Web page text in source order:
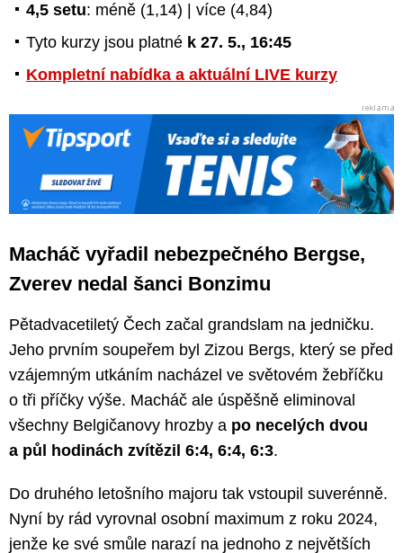
4,5 setu: méně (1,14) | více (4,84)
Tyto kurzy jsou platné k 27. 5., 16:45
Kompletní nabídka a aktuální LIVE kurzy
Macháč vyřadil nebezpečného Bergse,
Zverev nedal šanci Bonzimu
Pětadvacetiletý Čech začal grandslam na jedničku.
Jeho prvním soupeřem byl Zizou Bergs, který se před
vzájemným utkáním nacházel ve světovém žebříčku
o tři příčky výše. Macháč ale úspěšně eliminoval
všechny Belgičanovy hrozby a po necelých dvou
a půl hodinách zvítězil 6:4, 6:4, 6:3.
Do druhého letošního majoru tak vstoupil suverénně.
Nyní by rád vyrovnal osobní maximum z roku 2024,
jenže ke své smůle narazí na jednoho z největších